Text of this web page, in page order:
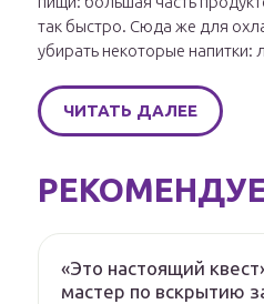
так быстро. Сюда же для
убирать некоторые напитки:
ЧИТАТЬ ДАЛЕЕ
«Это настоящий
мастер по вскрытию